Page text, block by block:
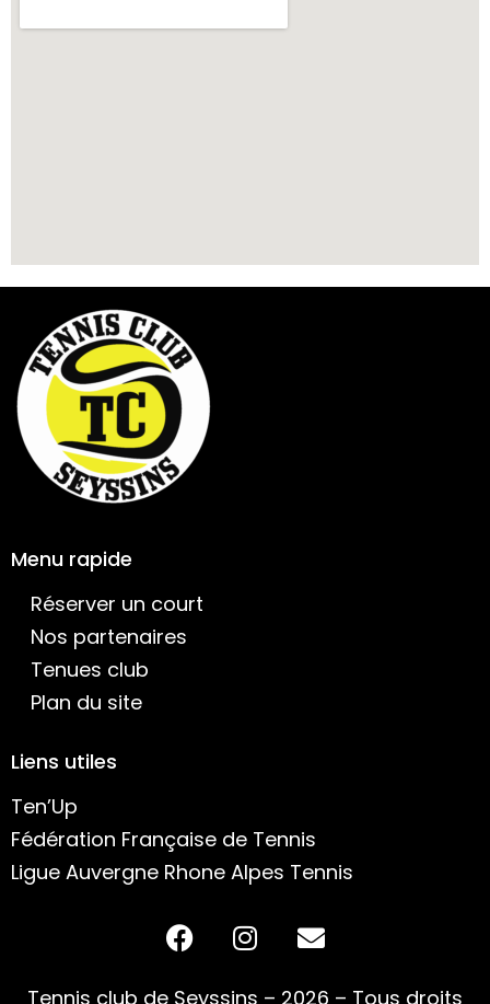
Menu rapide
Réserver un court
Nos partenaires
Tenues club
Plan du site
Liens utiles
Ten’Up
Fédération Française de Tennis
Ligue Auvergne Rhone Alpes Tennis
Tennis club de Seyssins – 2026 – Tous droits